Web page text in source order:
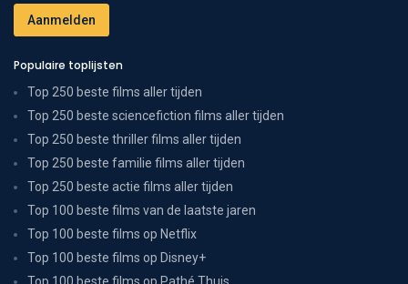
Populaire toplijsten
Top 250 beste films aller tijden
Top 250 beste sciencefiction films aller tijden
Top 250 beste thriller films aller tijden
Top 250 beste familie films aller tijden
Top 250 beste actie films aller tijden
Top 100 beste films van de laatste jaren
Top 100 beste films op Netflix
Top 100 beste films op Disney+